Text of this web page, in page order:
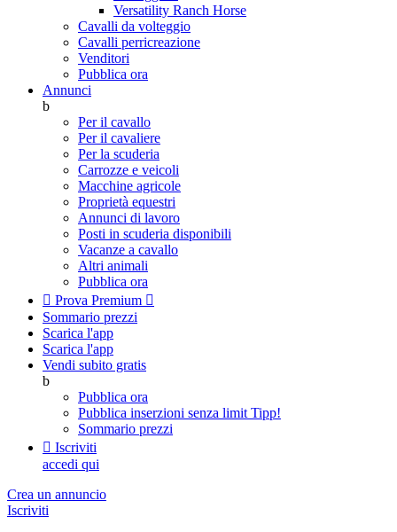
Versatility Ranch Horse
Cavalli da volteggio
Cavalli perricreazione
Venditori
Pubblica ora
Annunci
b
Per il cavallo
Per il cavaliere
Per la scuderia
Carrozze e veicoli
Macchine agricole
Proprietà equestri
Annunci di lavoro
Posti in scuderia disponibili
Vacanze a cavallo
Altri animali
Pubblica ora
 Prova Premium 
Sommario prezzi
Scarica l'app
Scarica l'app
Vendi subito gratis
b
Pubblica ora
Pubblica inserzioni senza limit Tipp!
Sommario prezzi
 Iscriviti
accedi qui
Crea un annuncio
Iscriviti